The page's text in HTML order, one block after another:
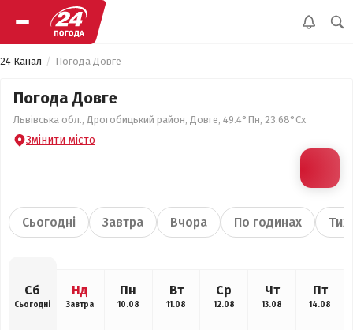
24 Канал Погода Довге
Погода Довге
Львівська обл., Дрогобицький район, Довге, 49.4°Пн, 23.68°Сх
Змінити місто
Сьогодні Завтра Вчора По годинах
Сб
Сьогодні
Нд
Завтра
Пн
10.08
Вт
11.08
Ср
12.08
Чт
13.08
Пт
14.08